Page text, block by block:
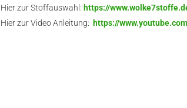
Hier zur Stoffauswahl: https://
Hier zur Video Anleitung: https://